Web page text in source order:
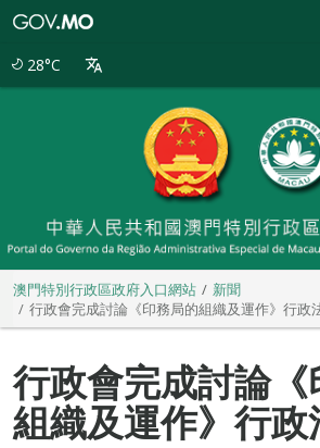
28°C
澳門特別行政區政府入口網站
新聞
行政會完成討論《印務局的組織及運作》行政
行政會完成討論《
組織及運作》行